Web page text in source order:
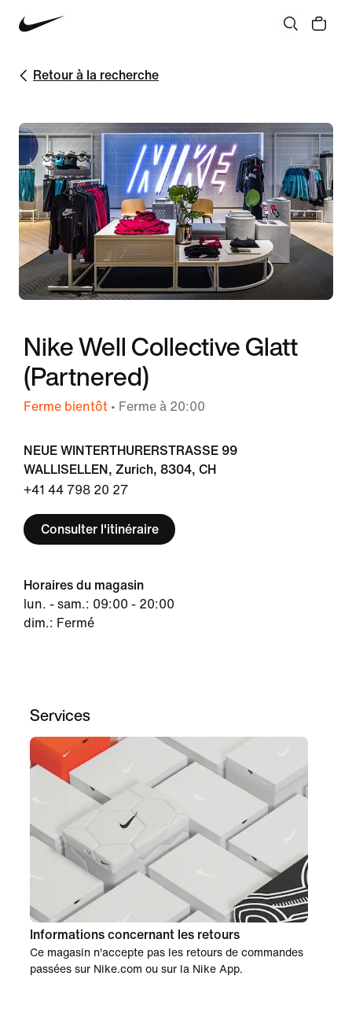
Retour à la recherche
Nike Well Collective Glatt
(Partnered)
Ferme bientôt • Ferme à 20:00
NEUE WINTERTHURERSTRASSE 99
WALLISELLEN, Zurich, 8304, CH
+41 44 798 20 27
Consulter l'itinéraire
Horaires du magasin
lun. - sam.: 09:00 - 20:00
dim.: Fermé
Services
Informations concernant les retours
Ce magasin n'accepte pas les retours de commandes
passées sur Nike.com ou sur la Nike App.